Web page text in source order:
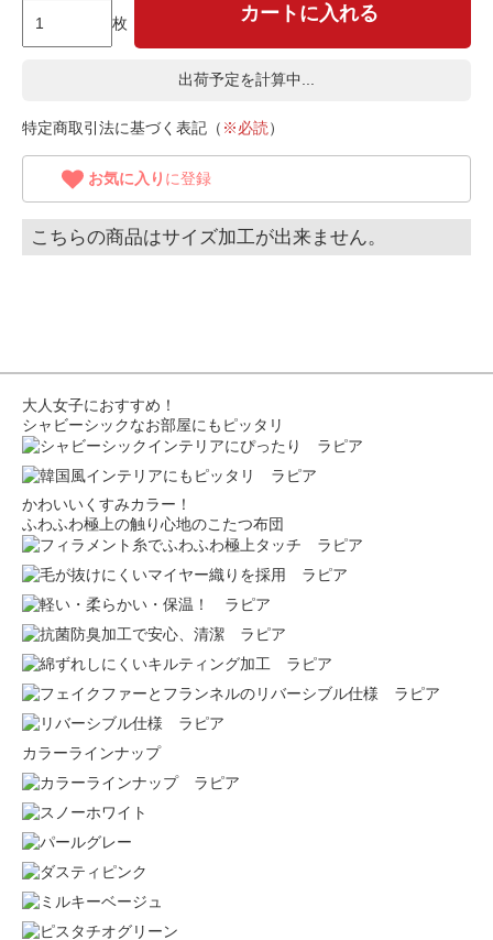
枚
カートに入れる
出荷予定を計算中...
特定商取引法に基づく表記（ ※必読）
お気に入り に登録
こちらの商品はサイズ加工が出来ません。
大人女子におすすめ！
シャビーシックなお部屋にもピッタリ
かわいいくすみカラー！
ふわふわ極上の触り心地のこたつ布団
カラーラインナップ